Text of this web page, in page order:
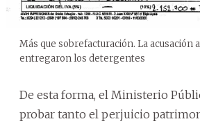
Más que sobrefacturación. La acusación
entregaron los detergentes
De esta forma, el Ministerio
probar tanto el perjuicio